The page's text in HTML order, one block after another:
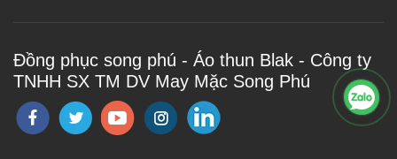
Đồng phục song phú - Áo thun Blak - Công ty
TNHH SX TM DV May Mặc Song Phú